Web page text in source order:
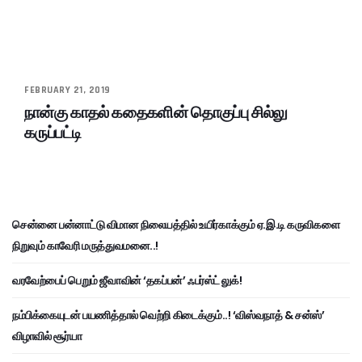
FEBRUARY 21, 2019
நான்கு காதல் கதைகளின் தொகுப்பு சில்லு
கருப்பட்டி
சென்னை பன்னாட்டு விமான நிலையத்தில் உயிர்காக்கும் ஏ.இ.டி கருவிகளை
நிறுவும் காவேரி மருத்துவமனை..!
வரவேற்பைப் பெறும் ஜீவாவின் ‘தகப்பன்’ ஃபர்ஸ்ட் லுக்!
நம்பிக்கையுடன் பயணித்தால் வெற்றி கிடைக்கும்..! ‘விஸ்வநாத் & சன்ஸ்’
விழாவில் சூர்யா